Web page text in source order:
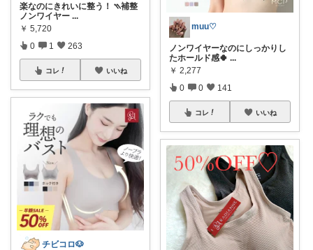
楽なのにきれいに整う！ ⳹補整
ノンワイヤー ...
￥ 5,720
0 1 263
コレ いいね
チビコロ🐶
muu♡
ノンワイヤーなのにしっかりし
たホールド感🍀 ...
￥ 2,277
0 0 141
コレ いいね